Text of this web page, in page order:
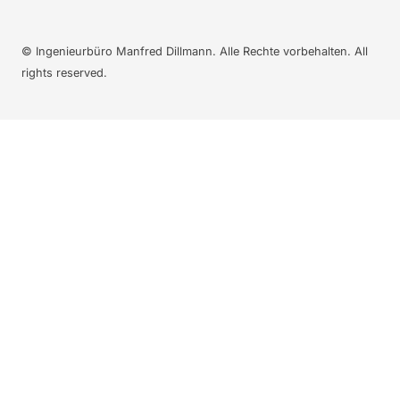
© Ingenieurbüro Manfred Dillmann. Alle Rechte vorbehalten. All
rights reserved.